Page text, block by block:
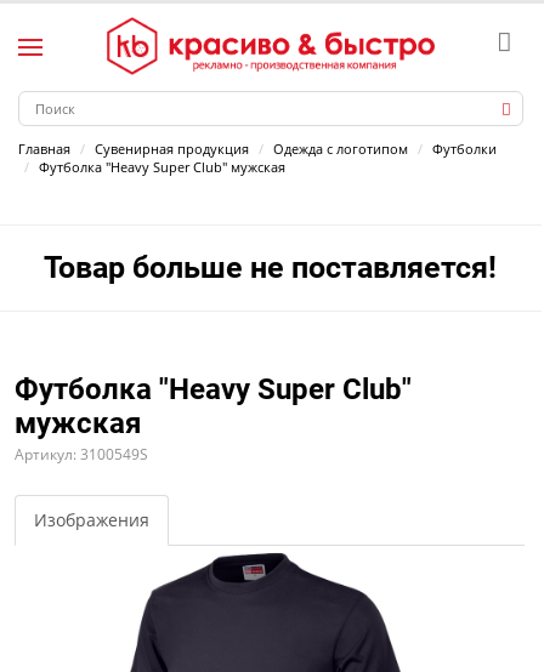
Главная Сувенирная продукция Одежда с логотипом
Футболки
Футболка "Heavy Super Club" мужская
Товар больше не поставляется!
Футболка "Heavy Super Club"
мужская
Артикул: 3100549S
Изображения